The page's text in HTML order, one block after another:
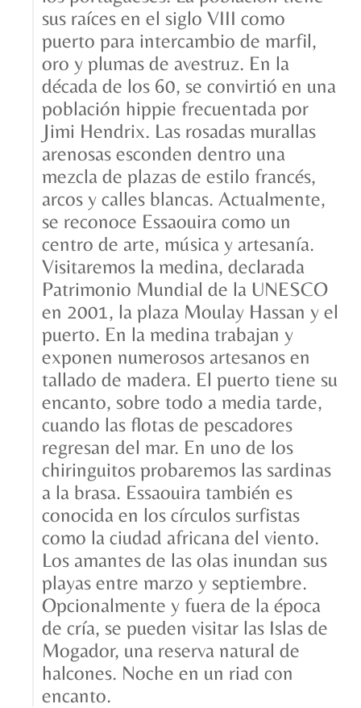
sus raíces en el siglo VIII como
puerto para intercambio de marfil,
oro y plumas de avestruz. En la
década de los 60, se convirtió en una
población hippie frecuentada por
Jimi Hendrix. Las rosadas murallas
arenosas esconden dentro una
mezcla de plazas de estilo francés,
arcos y calles blancas. Actualmente,
se reconoce Essaouira como un
centro de arte, música y artesanía.
Visitaremos la medina, declarada
Patrimonio Mundial de la UNESCO
en 2001, la plaza Moulay Hassan y el
puerto. En la medina trabajan y
exponen numerosos artesanos en
tallado de madera. El puerto tiene su
encanto, sobre todo a media tarde,
cuando las flotas de pescadores
regresan del mar. En uno de los
chiringuitos probaremos las sardinas
a la brasa. Essaouira también es
conocida en los círculos surfistas
como la ciudad africana del viento.
Los amantes de las olas inundan sus
playas entre marzo y septiembre.
Opcionalmente y fuera de la época
de cría, se pueden visitar las Islas de
Mogador, una reserva natural de
halcones. Noche en un riad con
encanto.